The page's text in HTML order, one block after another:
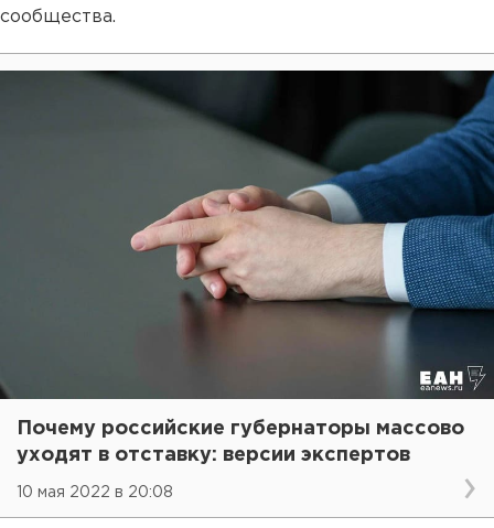
сообщества.
Почему российские губернаторы массово
уходят в отставку: версии экспертов
10 мая 2022 в 20:08